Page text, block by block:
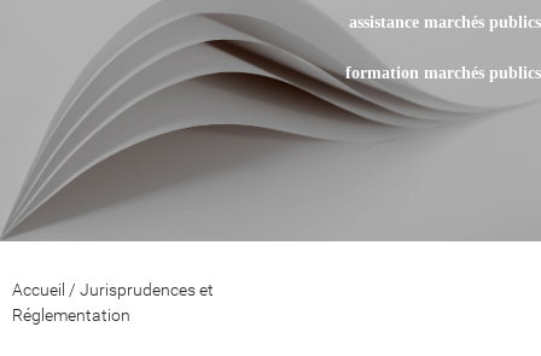
assistance marchés publics
formation marchés publics
Accueil / Jurisprudences et
Réglementation